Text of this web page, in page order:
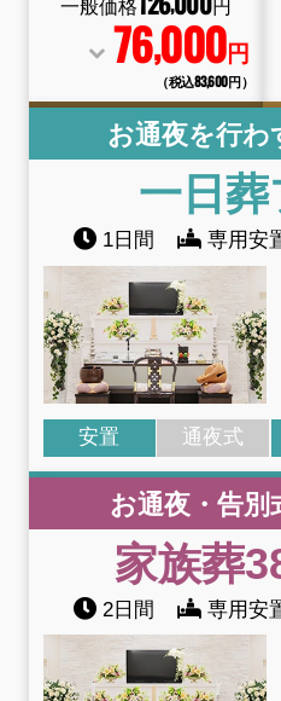
一般価格 円
76,000円
（税込83,600円）
お通夜を行わ
一日葬
1日間 専用安
安置 通夜式
お通夜・告別
家族葬
2日間 専用安